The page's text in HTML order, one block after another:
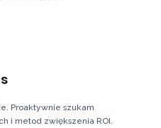
Proaktywnie szukam
i metod zwiększenia ROI.